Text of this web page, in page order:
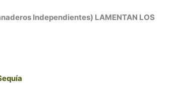
Independientes) LAMENTAN LOS